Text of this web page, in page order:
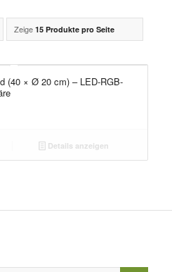
Zeige 15 Produkte pro Seite
(40 × Ø 20 cm) – LED-RGB-
Details anzeigen